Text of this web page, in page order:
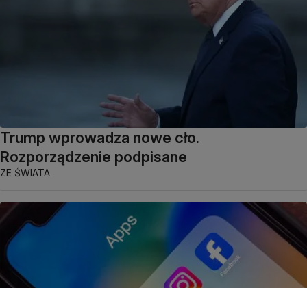
Trump wprowadza nowe cło.
Rozporządzenie podpisane
ZE ŚWIATA